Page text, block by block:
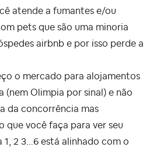
atende a fumantes e/ou
pets que são uma minoria
airbnb e por isso perde a
o mercado para alojamentos
(nem Olimpia por sinal) e não
da concorrência mas
que você faça para ver seu
1, 2 3...6 está alinhado com o